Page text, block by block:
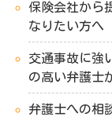
保険会社から
なりたい方へ
交通事故に強
の高い弁護士
弁護士への相